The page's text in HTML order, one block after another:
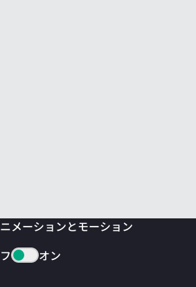
メーションとモーション
オン